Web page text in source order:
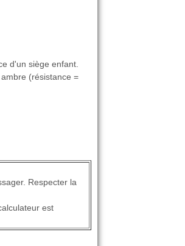
d'un siège enfant.
(résistance =
Respecter la
est